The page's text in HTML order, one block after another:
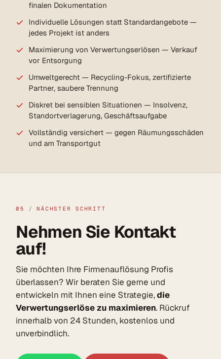
finalen Dokumentation
Individuelle Lösungen statt Standardangebote —
jedes Projekt ist anders
Maximierung von Verwertungs­erlösen — Verkauf
vor Entsorgung
Umweltgerecht — Recycling-Fokus, zertifizierte
Partner, saubere Trennung
Diskret bei sensiblen Situationen — Insolvenz,
Standortverlagerung, Geschäfts­aufgabe
Vollständig versichert — gegen Räumungs­schäden
und am Transportgut
05 / NÄCHSTER SCHRITT
Nehmen Sie Kontakt
auf!
Sie möchten Ihre Firmenauflösung Profis
überlassen? Wir beraten Sie gerne und
entwickeln mit Ihnen eine Strategie,die
Verwertungserlöse zu maximieren. Rückruf
innerhalb von 24 Stunden, kostenlos und
unverbindlich.